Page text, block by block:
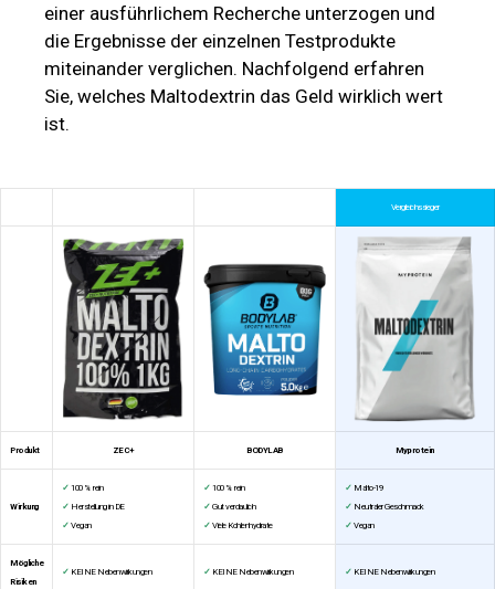
einer ausführlichem Recherche unterzogen und
die Ergebnisse der einzelnen Testprodukte
miteinander verglichen. Nachfolgend erfahren
Sie, welches Maltodextrin das Geld wirklich wert
ist.
Vergleichssieger
Produkt ZEC+ BODYLAB Myprotein
Wirkung
✓ 100 % rein
✓ Herstellung in DE
✓ Vegan
✓ 100 % rein
✓ Gut verdaulich
✓ Viele Kohlenhydrate
✓ Malto-19
✓ Neutraler Geschmack
✓ Vegan
Mögliche
Risiken
✓ KEINE Nebenwirkungen ✓ KEINE Nebenwirkungen ✓ KEINE Nebenwirkungen